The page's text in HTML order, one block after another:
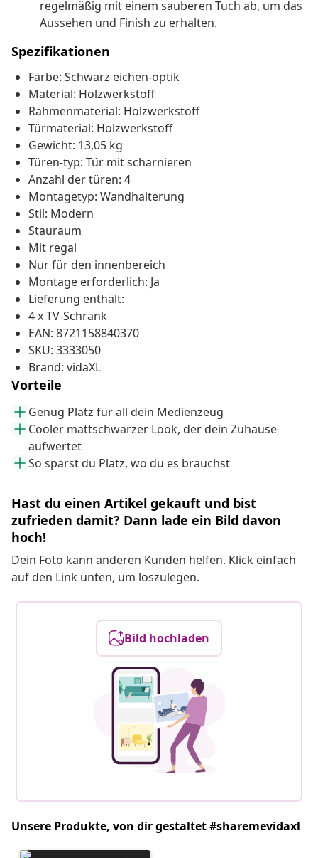
regelmäßig mit einem sauberen Tuch ab, um das
Aussehen und Finish zu erhalten.
Spezifikationen
Farbe: Schwarz eichen-optik
Material: Holzwerkstoff
Rahmenmaterial: Holzwerkstoff
Türmaterial: Holzwerkstoff
Gewicht: 13,05 kg
Türen-typ: Tür mit scharnieren
Anzahl der türen: 4
Montagetyp: Wandhalterung
Stil: Modern
Stauraum
Mit regal
Nur für den innenbereich
Montage erforderlich: Ja
Lieferung enthält:
4 x TV-Schrank
EAN: 8721158840370
SKU: 3333050
Brand: vidaXL
Vorteile
Genug Platz für all dein Medienzeug
Cooler mattschwarzer Look, der dein Zuhause
aufwertet
So sparst du Platz, wo du es brauchst
Hast du einen Artikel gekauft und bist
zufrieden damit? Dann lade ein Bild davon
hoch!
Dein Foto kann anderen Kunden helfen. Klick einfach
auf den Link unten, um loszulegen.
Bild hochladen
Unsere Produkte, von dir gestaltet #sharemevidaxl